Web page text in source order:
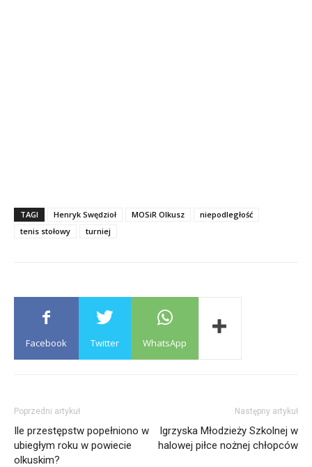
TAGI Henryk Swędzioł MOSiR Olkusz
niepodległość
tenis stołowy
turniej
Facebook Twitter WhatsApp
Poprzedni artykuł
Ile przestępstw popełniono w
ubiegłym roku w powiecie
olkuskim?
Następny artykuł
Igrzyska Młodzieży Szkolnej w
halowej piłce nożnej chłopców